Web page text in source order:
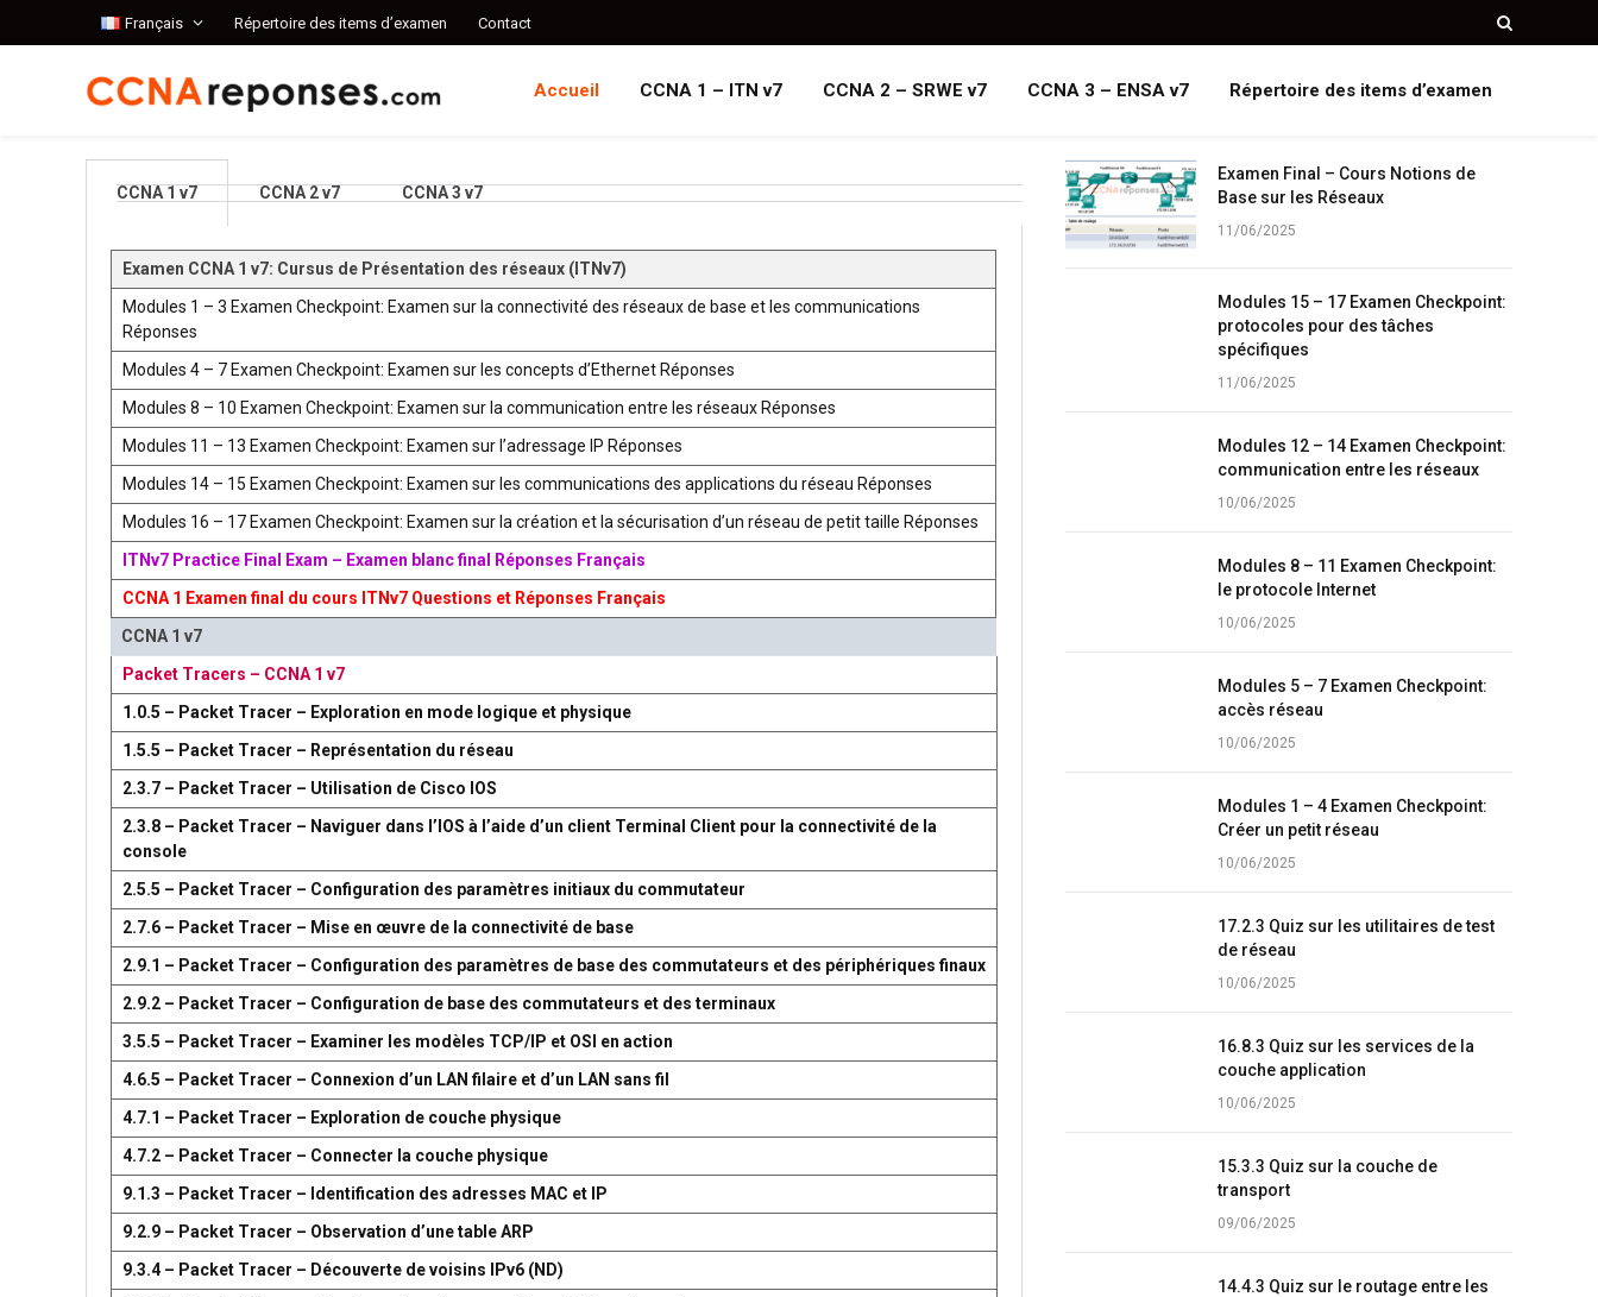
Français Répertoire des items d’examen Contact
Accueil CCNA 1 – ITN v7 CCNA 2 – SRWE v7 CCNA 3 – ENSA v7 Répertoire des items d’examen
CCNA 1 v7 CCNA 2 v7 CCNA 3 v7
Examen CCNA 1 v7: Cursus de Présentation des réseaux (ITNv7)
Modules 1 – 3 Examen Checkpoint: Examen sur la connectivité des réseaux de base et les communications
Réponses
Modules 4 – 7 Examen Checkpoint: Examen sur les concepts d’Ethernet Réponses
Modules 8 – 10 Examen Checkpoint: Examen sur la communication entre les réseaux Réponses
Modules 11 – 13 Examen Checkpoint: Examen sur l’adressage IP Réponses
Modules 14 – 15 Examen Checkpoint: Examen sur les communications des applications du réseau Réponses
Modules 16 – 17 Examen Checkpoint: Examen sur la création et la sécurisation d’un réseau de petit taille Réponses
ITNv7 Practice Final Exam – Examen blanc final Réponses Français
CCNA 1 Examen final du cours ITNv7 Questions et Réponses Français
CCNA 1 v7
Packet Tracers – CCNA 1 v7
1.0.5 – Packet Tracer – Exploration en mode logique et physique
1.5.5 – Packet Tracer – Représentation du réseau
2.3.7 – Packet Tracer – Utilisation de Cisco IOS
2.3.8 – Packet Tracer – Naviguer dans l’IOS à l’aide d’un client Terminal Client pour la connectivité de la
console
2.5.5 – Packet Tracer – Configuration des paramètres initiaux du commutateur
2.7.6 – Packet Tracer – Mise en œuvre de la connectivité de base
2.9.1 – Packet Tracer – Configuration des paramètres de base des commutateurs et des périphériques finaux
2.9.2 – Packet Tracer – Configuration de base des commutateurs et des terminaux
3.5.5 – Packet Tracer – Examiner les modèles TCP/IP et OSI en action
4.6.5 – Packet Tracer – Connexion d’un LAN filaire et d’un LAN sans fil
4.7.1 – Packet Tracer – Exploration de couche physique
4.7.2 – Packet Tracer – Connecter la couche physique
9.1.3 – Packet Tracer – Identification des adresses MAC et IP
9.2.9 – Packet Tracer – Observation d’une table ARP
9.3.4 – Packet Tracer – Découverte de voisins IPv6 (ND)
Examen Final – Cours Notions de
Base sur les Réseaux
11/06/2025
Modules 15 – 17 Examen Checkpoint:
protocoles pour des tâches
spécifiques
11/06/2025
Modules 12 – 14 Examen Checkpoint:
communication entre les réseaux
10/06/2025
Modules 8 – 11 Examen Checkpoint:
le protocole Internet
10/06/2025
Modules 5 – 7 Examen Checkpoint:
accès réseau
10/06/2025
Modules 1 – 4 Examen Checkpoint:
Créer un petit réseau
10/06/2025
17.2.3 Quiz sur les utilitaires de test
de réseau
10/06/2025
16.8.3 Quiz sur les services de la
couche application
10/06/2025
15.3.3 Quiz sur la couche de
transport
09/06/2025
14.4.3 Quiz sur le routage entre les